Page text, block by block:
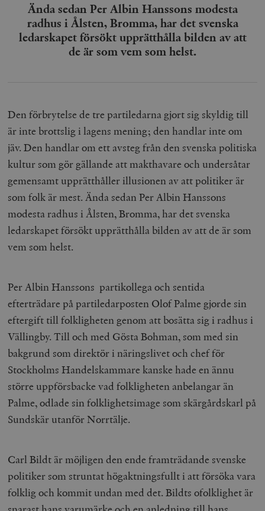
Ända sedan Per Albin Hanssons modesta
radhus i Ålsten, Bromma, har det svenska
ledarskapet försökt upprätthålla bilden av att
de är som vem som helst.
Den förbrytelse de tre partiledarna gjort sig skyldig till
är inte brottslig i lagens mening; den handlar inte om
jäv. Den handlar om ett avsteg från den svenska politiska
kultur som gör gällande att makthavare och undersåtar
gemensamt upprätthåller illusionen av att politiker är
som folk är mest. Ända sedan Per Albin Hanssons
modesta radhus i Ålsten, Bromma, har det svenska
ledarskapet försökt upprätthålla bilden av att de är som
vem som helst.
Per Albin Hanssons partikollega och sentida
efterträdare på partiledarposten Olof Palme gjorde sin
eftergift till folkligheten genom att bosätta sig i radhus i
Vällingby. Till och med Gösta Bohman, som med sin
bakgrund som direktör i näringslivet och chef för
Stockholms Handelskammare kanske hade en ännu
större uppförsbacke vad folkligheten anbelangar än
Palme, odlade sin folklighetsimage som skärgårdskarl på
Sundskär utanför Norrtälje.
Carl Bildt är möjligen den ende framträdande svenske
politiker som struntat högaktningsfullt i att försöka vara
folklig och kommit undan med det. Bildts ofolklighet är